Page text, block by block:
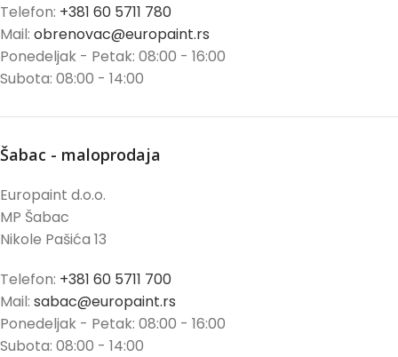
Telefon: +381 60 5711 780
Mail: obrenovac@europaint.rs
Ponedeljak - Petak: 08:00 - 16:00
Subota: 08:00 - 14:00
Šabac - maloprodaja
Europaint d.o.o.
MP Šabac
Nikole Pašića 13
Telefon: +381 60 5711 700
Mail: sabac@europaint.rs
Ponedeljak - Petak: 08:00 - 16:00
Subota: 08:00 - 14:00